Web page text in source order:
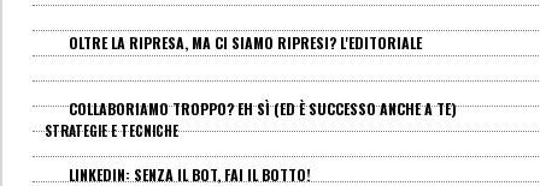
OLTRE LA RIPRESA, MA CI SIAMO RIPRESI? L'EDITORIALE
COLLABORIAMO TROPPO? EH SÌ (ED È SUCCESSO ANCHE A TE)
STRATEGIE E TECNICHE
LINKEDIN: SENZA IL BOT, FAI IL BOTTO!